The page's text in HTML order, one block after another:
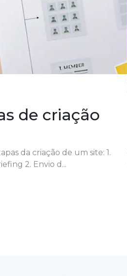
de criação
da criação de um site: 1.
2. Envio d...